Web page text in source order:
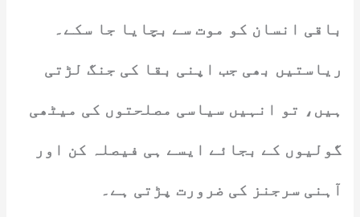
باقی انسان کو موت سے بچایا جا سکے۔
ریاستیں بھی جب اپنی بقا کی جنگ لڑتی
ہیں، تو انہیں سیاسی مصلحتوں کی میٹھی
گولیوں کے بجائے ایسے ہی فیصلہ کن اور
آہنی سرجنز کی ضرورت پڑتی ہے۔